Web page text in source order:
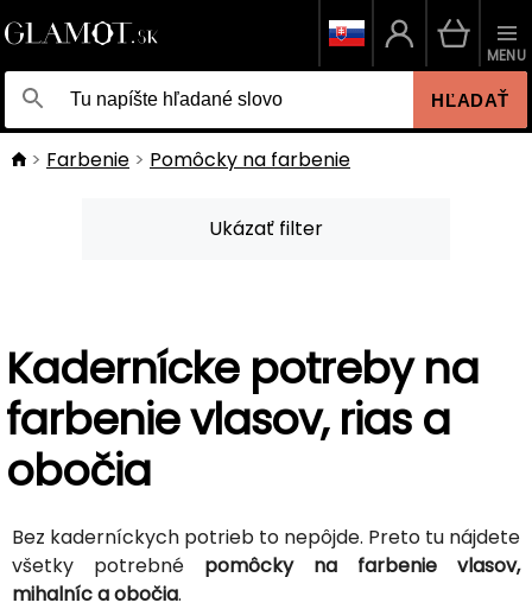
HĽADAŤ
MENU
Farbenie Pomôcky na farbenie
Ukázať filter
Kadernícke potreby na
farbenie vlasov, rias a
obočia
Bez kaderníckych potrieb to nepôjde. Preto tu nájdete
všetky potrebné pomôcky na farbenie vlasov,
mihalníc a obočia.